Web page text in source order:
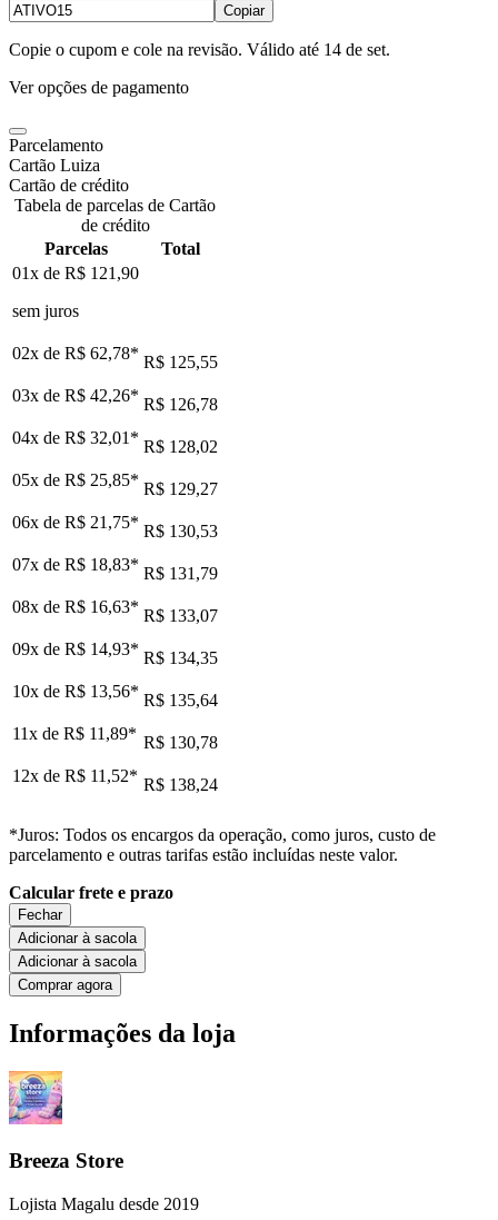
Copiar
Copie o cupom e cole na revisão. Válido até 14 de set.
Ver opções de pagamento
Parcelamento
Cartão Luiza
Cartão de crédito
Tabela de parcelas de Cartão
de crédito
Parcelas
Total
01x de R$ 121,90
sem juros
02x de R$ 62,78* R$ 125,55
03x de R$ 42,26* R$ 126,78
04x de R$ 32,01 * R$ 128,02
05x de R$ 25,85* R$ 129,27
06x de R$ 21,75* R$ 130,53
07x de R$ 18,83* R$ 131,79
08x de R$ 16,63* R$ 133,07
09x de R$ 14,93* R$ 134,35
10x de R$ 13,56* R$ 135,64
11x de R$ 11,89* R$ 130,78
12x de R$ 11,52* R$ 138,24
*Juros: Todos os encargos da operação, como juros, custo de
parcelamento e outras tarifas estão incluídas neste valor.
Calcular frete e prazo
Fechar
Adicionar à sacola
Adicionar à sacola
Comprar agora
Informações da loja
Breeza Store
Lojista Magalu desde 2019